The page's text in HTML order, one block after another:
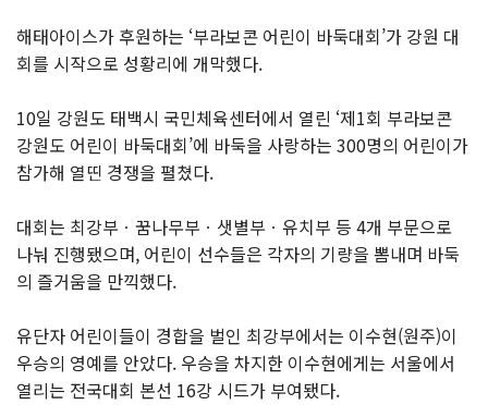
해태아이스가 후원하는 ‘부라보콘 어린이 바둑대회’가 강원 대
회를 시작으로 성황리에 개막했다.
10일 강원도 태백시 국민체육센터에서 열린 ‘제1회 부라보콘
강원도 어린이 바둑대회’에 바둑을 사랑하는 300명의 어린이가
참가해 열띤 경쟁을 펼쳤다.
대회는 최강부ㆍ꿈나무부ㆍ샛별부ㆍ유치부 등 4개 부문으로
나눠 진행됐으며, 어린이 선수들은 각자의 기량을 뽐내며 바둑
의 즐거움을 만끽했다.
유단자 어린이들이 경합을 벌인 최강부에서는 이수현(원주)이
우승의 영예를 안았다. 우승을 차지한 이수현에게는 서울에서
열리는 전국대회 본선 16강 시드가 부여됐다.